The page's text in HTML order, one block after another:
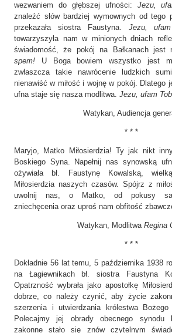
wezwaniem do głębszej ufności: Jezu,
znaleźć słów bardziej wymownych od tego
przekazała siostra Faustyna. Jezu,
towarzyszyła nam w minionych dniach
świadomość, że pokój na Bałkanach jest
spem! U Boga bowiem wszystko jest
zwłaszcza takie nawrócenie ludzkich
nienawiść w miłość i wojnę w pokój. Dlatego
ufna staje się nasza modlitwa. Jezu, ufam
Watykan, Audiencja
* * *
Maryjo, Matko Miłosierdzia! Ty jak nikt
Boskiego Syna. Napełnij nas synowską
ożywiała bł. Faustynę Kowalską,
Miłosierdzia naszych czasów. Spójrz z
uwolnij nas, o Matko, od pokusy
zniechęcenia oraz uproś nam obfitość
Watykan, Modlitwa Regina
* * *
Dokładnie 56 lat temu, 5 października 1938
na Łagiewnikach bł. siostra Faustyna
Opatrzność wybrała jako apostołkę
dobrze, co należy czynić, aby życie
szerzenia i utwierdzania królestwa
Polecajmy jej obrady obecnego synodu
zakonne stało się znów czytelnym